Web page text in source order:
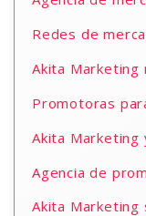
Redes de
Akita
Promotoras
Akita
Agencia de
Akita